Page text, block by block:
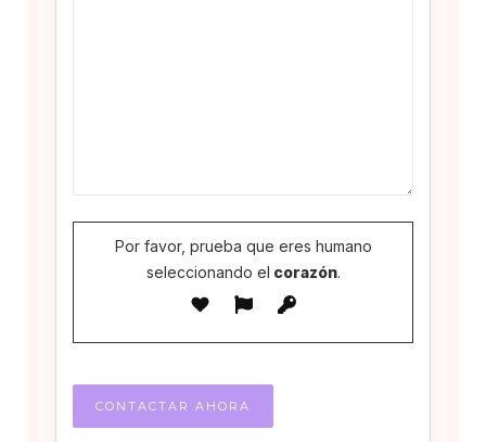
Por favor, prueba que eres humano
seleccionando el corazón.